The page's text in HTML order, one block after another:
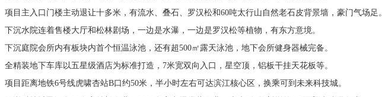
项目主入口门楼主动退让十多米，有流水、叠石、罗汉松和60吨太行山自然老石皮背景墙，豪门气场足。
下沉水院连着售楼大厅和松林剧场，一边是水瀑，一边是罗汉松等植物，有东方意境。
下沉庭院会所内有板块内首个恒温泳池，还有超500㎡露天泳池，地下会所健身器械完备。
全精装地下车库以五星级酒店为标准打造，7米宽双向入口，星空顶，铝板干挂天花板等。
项目距离地铁6号线虎啸杏站B口约50米，半小时左右可达滨江核心区，换乘可到未来科技城。